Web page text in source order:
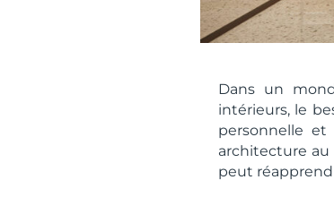
Dans un
intérieurs, le
personnelle
architecture au
peut